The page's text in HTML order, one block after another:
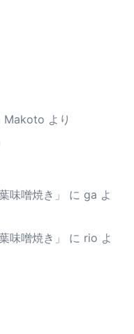
Makoto より
味噌焼き」
に ga よ
味噌焼き」
に rio よ